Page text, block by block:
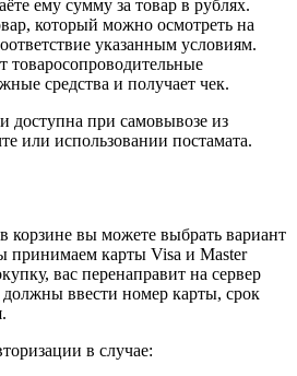
ему сумму за товар в рублях.
который можно осмотреть на
указанным условиям.
товаросопроводительные
средства и получает чек.
доступна при самовывозе из
или использовании постамата.
корзине вы можете выбрать вариант
принимаем карты Visa и Master
вас перенаправит на сервер
ввести номер карты, срок
в случае: